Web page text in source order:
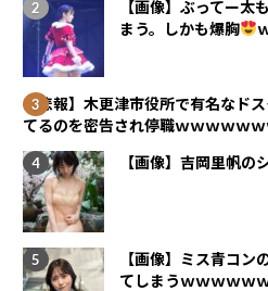
【画像】ぶってー太
まう。しかも爆胸
【悲報】木更津市役所で有名なド
てるのを密告され停職ｗｗｗｗｗ
【画像】吉岡里帆
【画像】ミス青コ
てしまうｗｗｗｗｗ